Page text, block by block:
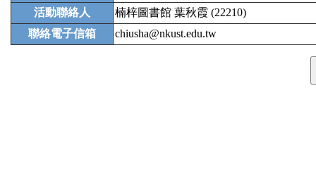
活動聯絡人
楠梓圖書館 葉秋霞 (22210)
聯絡電子信箱
chiusha@nkust.edu.tw